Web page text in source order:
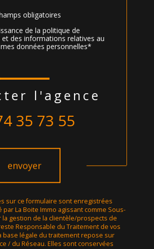
obligatoires
de la politique de
des informations relatives au
données personnelles*
l'agence
35 73 55
envoyer
sur ce formulaire sont enregistrées
La Boite Immo agissant comme Sous-
gestion de la clientèle/prospects de
Responsable du Traitement de vos
base légale du traitement repose sur
/ du Réseau. Elles sont conservées